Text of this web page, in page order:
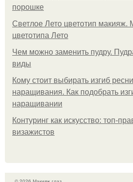
порошке
Светлое Лето цветотип макияж.
цветотипа Лето
Чем можно заменить пудру.
виды
Кому стоит выбирать изгиб
наращивания. Как подобрать
наращивании
Контуринг как искусство: топ-
визажистов